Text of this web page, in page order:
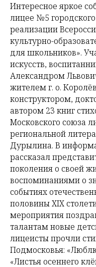
Интересное яркое
лицее №5
реализации
культурно-
для школьников».
искусств,
Александром
жителем г. о.
конструктором,
автором 23 книг
Московского союза
региональной
Дурылина. В
рассказал
поколения о своей
воспоминаниями о
событиях
половины XIX
мероприятия
талантам новые
лицеисты прочли
Подмосковья:
«Листья осеннего